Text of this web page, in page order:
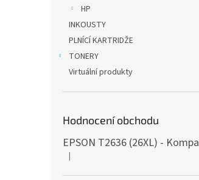
HP
INKOUSTY
PLNÍCÍ KARTRIDŽE
TONERY
Virtuální produkty
Hodnocení obchodu
Hodnocení produktu je 5 z 5 hvězdiček.
|